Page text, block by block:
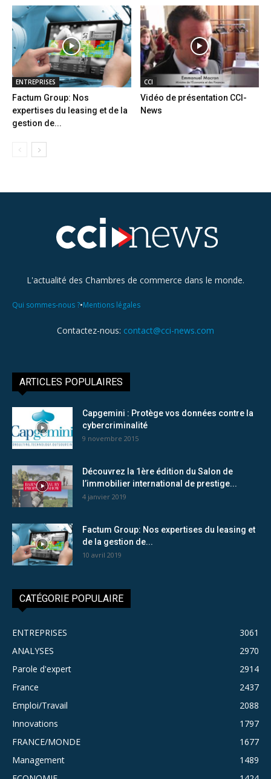
ENTREPRISES
Factum Group: Nos
expertises du leasing et de la
gestion de...
CCI
Vidéo de présentation CCI-
News
L'actualité des Chambres de commerce dans le monde.
Qui sommes-nous ?•Mentions légales
Contactez-nous: contact@cci-news.com
ARTICLES POPULAIRES
Capgemini : Protège vos données contre la
cybercriminalité
9 novembre 2015
Découvrez la 1ère édition du Salon de
l’immobilier international de prestige...
4 janvier 2019
Factum Group: Nos expertises du leasing et
de la gestion de...
10 avril 2019
CATÉGORIE POPULAIRE
ENTREPRISES
3061
ANALYSES
2970
Parole d'expert
2914
France
2437
Emploi/Travail
2088
Innovations
1797
FRANCE/MONDE
1677
Management
1489